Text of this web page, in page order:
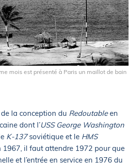
mois est présenté à Paris un maillot de bain
la conception du Redoutableen
dont l’USS George Washington
K-137soviétique et le HMS
il faut attendre 1972 pour que
et l’entrée en service en 1976 du